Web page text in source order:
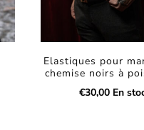
Elastiques pour
chemise noirs à
€30,00 En